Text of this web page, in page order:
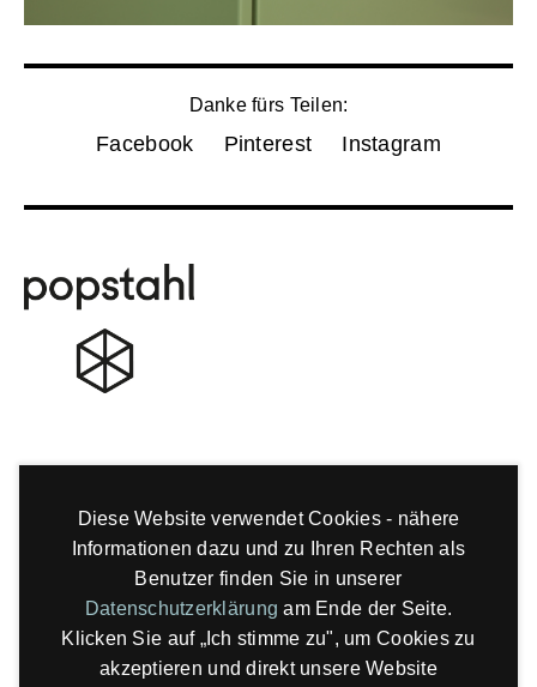
Danke fürs Teilen:
Facebook Pinterest Instagram
Diese Website verwendet Cookies - nähere
Informationen dazu und zu Ihren Rechten als
Benutzer finden Sie in unserer
Datenschutzerklärung am Ende der Seite.
Klicken Sie auf „Ich stimme zu", um Cookies zu
akzeptieren und direkt unsere Website